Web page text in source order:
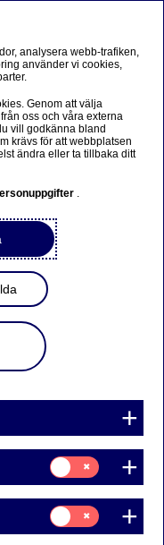
analysera webb-trafiken,
använder vi cookies,
Genom att välja
oss och våra externa
vill godkänna bland
krävs för att webbplatsen
ändra eller ta tillbaka ditt
.
Samtycke
för:
Statistik
Samtycke
för:
Marknadsföring